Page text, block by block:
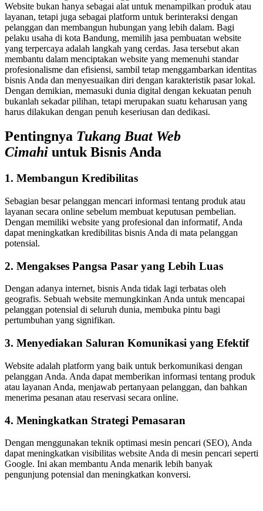
Website bukan hanya sebagai alat untuk menampilkan produk atau
layanan, tetapi juga sebagai platform untuk berinteraksi dengan
pelanggan dan membangun hubungan yang lebih dalam. Bagi
pelaku usaha di kota Bandung, memilih jasa pembuatan website
yang terpercaya adalah langkah yang cerdas. Jasa tersebut akan
membantu dalam menciptakan website yang memenuhi standar
profesionalisme dan efisiensi, sambil tetap menggambarkan identitas
bisnis Anda dan menyesuaikan diri dengan karakteristik pasar lokal.
Dengan demikian, memasuki dunia digital dengan kekuatan penuh
bukanlah sekadar pilihan, tetapi merupakan suatu keharusan yang
harus dilakukan dengan penuh keseriusan dan dedikasi.
Pentingnya Tukang Buat Web
Cimahi untuk Bisnis Anda
1. Membangun Kredibilitas
Sebagian besar pelanggan mencari informasi tentang produk atau
layanan secara online sebelum membuat keputusan pembelian.
Dengan memiliki website yang profesional dan informatif, Anda
dapat meningkatkan kredibilitas bisnis Anda di mata pelanggan
potensial.
2. Mengakses Pangsa Pasar yang Lebih Luas
Dengan adanya internet, bisnis Anda tidak lagi terbatas oleh
geografis. Sebuah website memungkinkan Anda untuk mencapai
pelanggan potensial di seluruh dunia, membuka pintu bagi
pertumbuhan yang signifikan.
3. Menyediakan Saluran Komunikasi yang Efektif
Website adalah platform yang baik untuk berkomunikasi dengan
pelanggan Anda. Anda dapat memberikan informasi tentang produk
atau layanan Anda, menjawab pertanyaan pelanggan, dan bahkan
menerima pesanan atau reservasi secara online.
4. Meningkatkan Strategi Pemasaran
Dengan menggunakan teknik optimasi mesin pencari (SEO), Anda
dapat meningkatkan visibilitas website Anda di mesin pencari seperti
Google. Ini akan membantu Anda menarik lebih banyak
pengunjung potensial dan meningkatkan konversi.